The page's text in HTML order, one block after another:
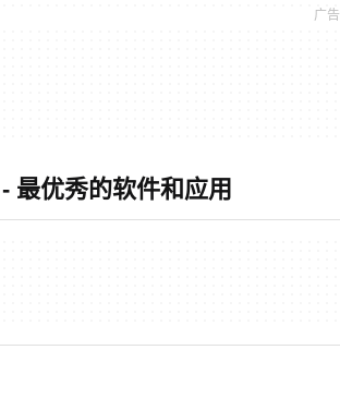
最优秀的软件和应用